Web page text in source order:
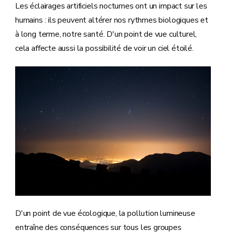
Les éclairages artificiels nocturnes ont un impact sur les
humains : ils peuvent altérer nos rythmes biologiques et
à long terme, notre santé. D'un point de vue culturel,
cela affecte aussi la possibilité de voir un ciel étoilé.
D'un point de vue écologique, la pollution lumineuse
entraîne des conséquences sur tous les groupes